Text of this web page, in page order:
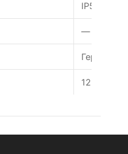
IP54
—
Германия
12